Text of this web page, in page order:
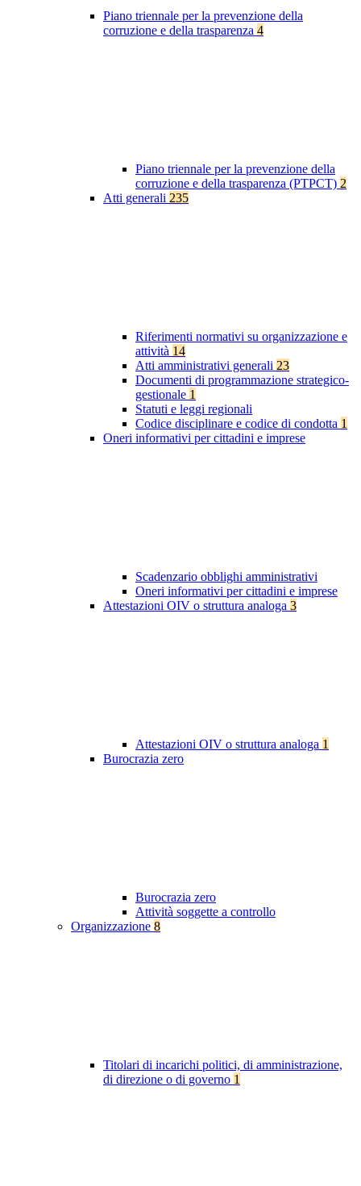
Piano triennale per la prevenzione della
corruzione e della trasparenza 4
Piano triennale per la prevenzione della
corruzione e della trasparenza (PTPCT) 2
Atti generali 235
Riferimenti normativi su organizzazione e
attività 14
Atti amministrativi generali 23
Documenti di programmazione strategico-
gestionale 1
Statuti e leggi regionali
Codice disciplinare e codice di condotta 1
Oneri informativi per cittadini e imprese
Scadenzario obblighi amministrativi
Oneri informativi per cittadini e imprese
Attestazioni OIV o struttura analoga 3
Attestazioni OIV o struttura analoga 1
Burocrazia zero
Burocrazia zero
Attività soggette a controllo
Organizzazione 8
Titolari di incarichi politici, di amministrazione,
di direzione o di governo 1